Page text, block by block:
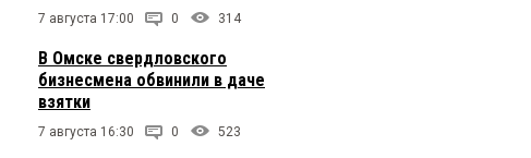
7 августа 17:00 0 314
В Омске свердловского
бизнесмена обвинили в даче
взятки
7 августа 16:30 0 523